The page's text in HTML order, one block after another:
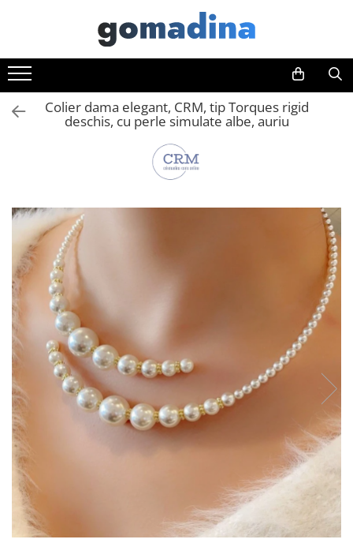
Toate Produsele
Gadgeturi smart
Trackere GPS
Inele smart
personala
Articole Sanatate & Wellness
Cosmetice & Produse ingrijire
personala
Parfumuri cu feromoni
Periute dinti
Produse albire si curatare dinti
Fashion
Accesorii pentru cap si par
Accesorii vestimentare
Bratari
Ceasuri
Cercei
Coliere, lantisoare si chokere
Colier dama elegant, CRM, tip Torques rigid
deschis, cu perle simulate albe, auriu